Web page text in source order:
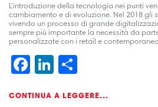
L’introduzione della tecnologia nei punti
cambiamento e di evoluzione. Nel 2018 gli
vivendo un processo di grande
sempre più importante la necessità da
personalizzate con i retail e
Facebook
LinkedIn
CONTINUA A LEGGERE...